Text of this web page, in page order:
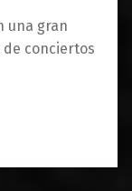
una gran
conciertos